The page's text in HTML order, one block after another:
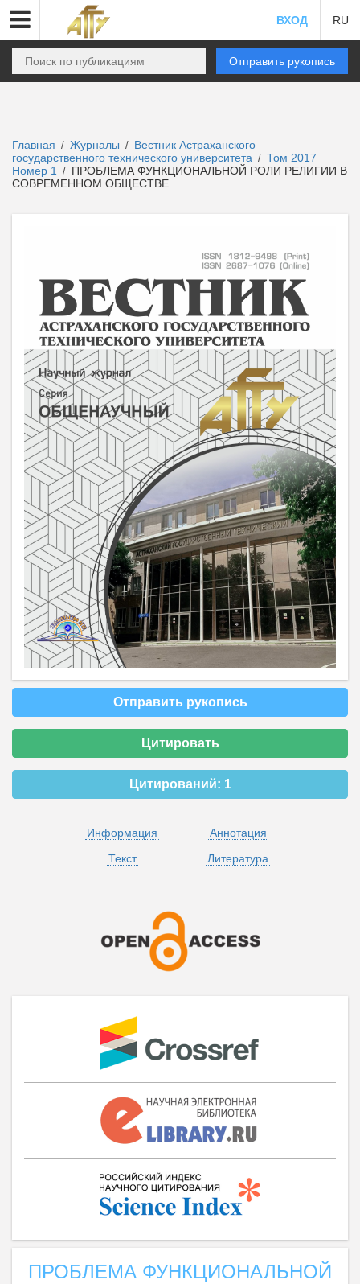
ВХОД RU
Отправить рукопись
Главная / Журналы / Вестник Астраханского
государственного технического университета / Том 2017
Номер 1
/ ПРОБЛЕМА ФУНКЦИОНАЛЬНОЙ РОЛИ РЕЛИГИИ В
СОВРЕМЕННОМ ОБЩЕСТВЕ
Отправить рукопись
Цитировать
Цитирований: 1
Информация
Аннотация
Текст
Литература
ПРОБЛЕМА ФУНКЦИОНАЛЬНОЙ